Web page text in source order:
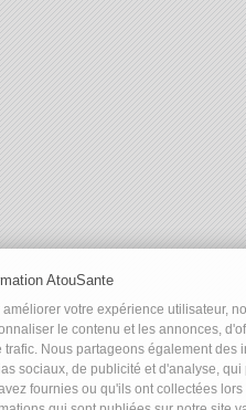
AtouSante
améliorer votre expérience utilisateur,
le contenu et les annonces,
trafic. Nous partageons également
sociaux, de publicité et d'analyse,
fournies ou qu'ils ont collectées